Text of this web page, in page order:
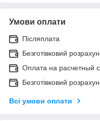
Умови оплати
Післяплата
Безготівковий
Оплата на расчетный
Безготівковий
Всі умови оплати